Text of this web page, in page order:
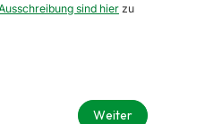
sind hier zu
zur JuLeiCa-Ausbildung in
Nächster Beitrag:
Weiter